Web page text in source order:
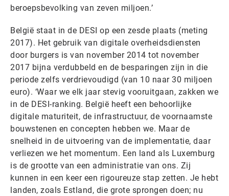
beroepsbevolking van zeven miljoen.’
België staat in de DESI op een zesde plaats (meting
2017). Het gebruik van digitale overheidsdiensten
door burgers is van november 2014 tot november
2017 bijna verdubbeld en de besparingen zijn in die
periode zelfs verdrievoudigd (van 10 naar 30 miljoen
euro). ‘Waar we elk jaar stevig vooruitgaan, zakken we
in de DESI-ranking. België heeft een behoorlijke
digitale maturiteit, de infrastructuur, de voornaamste
bouwstenen en concepten hebben we. Maar de
snelheid in de uitvoering van de implementatie, daar
verliezen we het momentum. Een land als Luxemburg
is de grootte van een administratie van ons. Zij
kunnen in een keer een rigoureuze stap zetten. Je hebt
landen, zoals Estland, die grote sprongen doen; nu